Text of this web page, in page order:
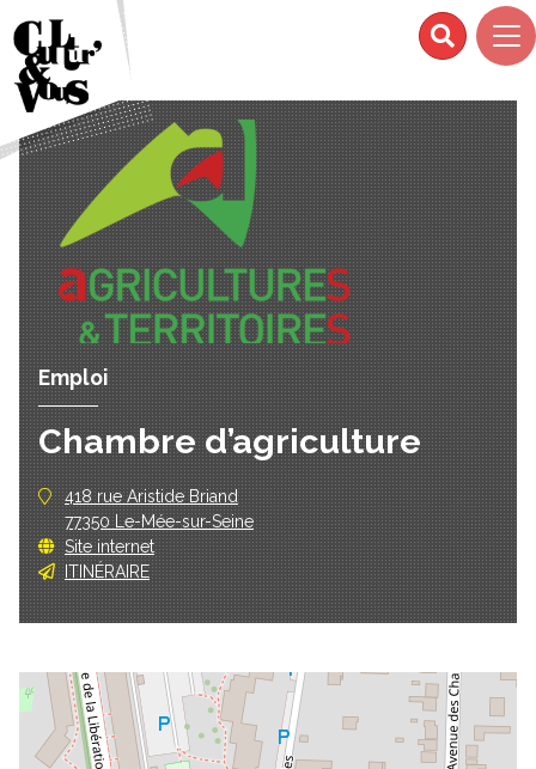
Emploi
Chambre d’agriculture
418 rue Aristide Briand
77350 Le-Mée-sur-Seine
Site internet
ITINÉRAIRE